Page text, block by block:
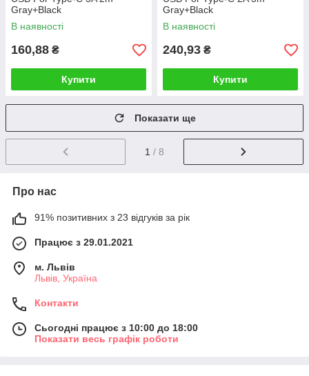
Gray+Black
В наявності
160,88 ₴
Купити
Gray+Black
В наявності
240,93 ₴
Купити
Показати ще
1 / 8
Про нас
91% позитивних з 23 відгуків за рік
Працює з 29.01.2021
м. Львів
Львів, Україна
Контакти
Сьогодні працює з 10:00 до 18:00
Показати весь графік роботи